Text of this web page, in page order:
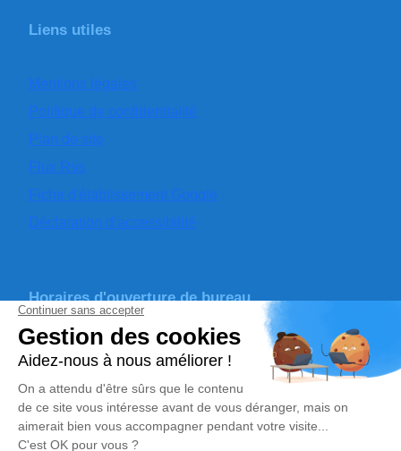
Liens utiles
Mentions légales
Politique de confidentialité
Plan de site
Flux Rss
Fiche d'établissement Google
Déclaration d’accessibilité
Horaires d'ouverture de bureau
Du lundi au vendredi de 8h30 à 12h et de 14h à
Permanence décès 24h/24​